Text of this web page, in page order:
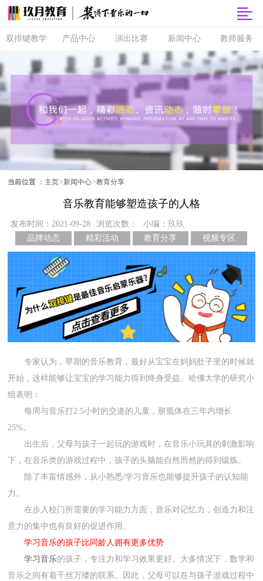
双排键教学
双排键
课程体系
直营校区
音协考级
双排键升级
产品中心
玖月商城
玖月智能音
玖月琴房
玖月琴房云
玖月·音悦岛
演出比赛
音乐会
央视演出
玖乐团
新闻中心
品牌动态
精彩活动
教育分享
视频专区
教师服务
师资培训
玖月教师俱
师资查询
全国师资招
当前位置 ： 主页>新闻中心>教育分享
音乐教育能够塑造孩子的人格
发布时间：2021-09-28 浏览次数：
小编：玖玖
品牌动态
精彩活动 教育分享 视频专区
专家认为，早期的音乐教育，最好从宝宝在妈妈肚子里的时候就
开始，这样能够让宝宝的学习能力得到终身受益。哈佛大学的研究小
组表明：
每周与音乐打2.5小时的交道的儿童，胼胝体在三年内增长
25%。
出生后，父母与孩子一起玩的游戏时，在音乐小玩具的刺激影响
下，在音乐类的游戏过程中，孩子的头脑能自然而然的得到锻炼。
除了丰富情感外，从小熟悉/学习音乐也能够提升孩子的认知能
力。
在步入校门所需要的学习能力方面，音乐对记忆力，创造力和注
意力的集中也有良好的促进作用。
学习音乐的孩子比同龄人拥有更多优势
学习音乐的孩子，专注力和学习效果更好。大多情况下，数学和
音乐之间有着千丝万缕的联系。因此，父母可以在与孩子游戏过程中